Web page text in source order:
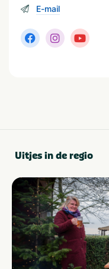
E-mail
Uitjes in de regio